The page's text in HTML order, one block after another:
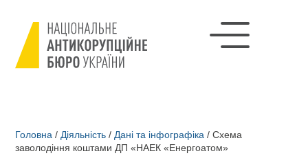
Головна / Діяльність / Дані та інфографіка / Схема
заволодіння коштами ДП «НАЕК «Енергоатом»